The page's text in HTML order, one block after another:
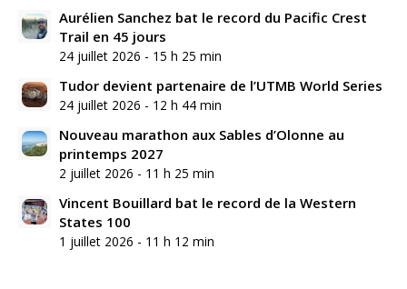
Aurélien Sanchez bat le record du Pacific Crest
Trail en 45 jours
24 juillet 2026 - 15 h 25 min
Tudor devient partenaire de l’UTMB World Series
24 juillet 2026 - 12 h 44 min
Nouveau marathon aux Sables d’Olonne au
printemps 2027
2 juillet 2026 - 11 h 25 min
Vincent Bouillard bat le record de la Western
States 100
1 juillet 2026 - 11 h 12 min